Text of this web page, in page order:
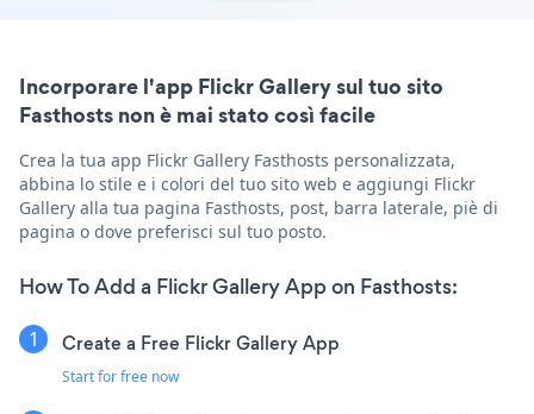
Incorporare l'app Flickr Gallery sul tuo sito
Fasthosts non è mai stato così facile
Crea la tua app Flickr Gallery Fasthosts personalizzata,
abbina lo stile e i colori del tuo sito web e aggiungi Flickr
Gallery alla tua pagina Fasthosts, post, barra laterale, piè di
pagina o dove preferisci sul tuo posto.
How To Add a Flickr Gallery App on Fasthosts:
Create a Free Flickr Gallery App
Start for free now